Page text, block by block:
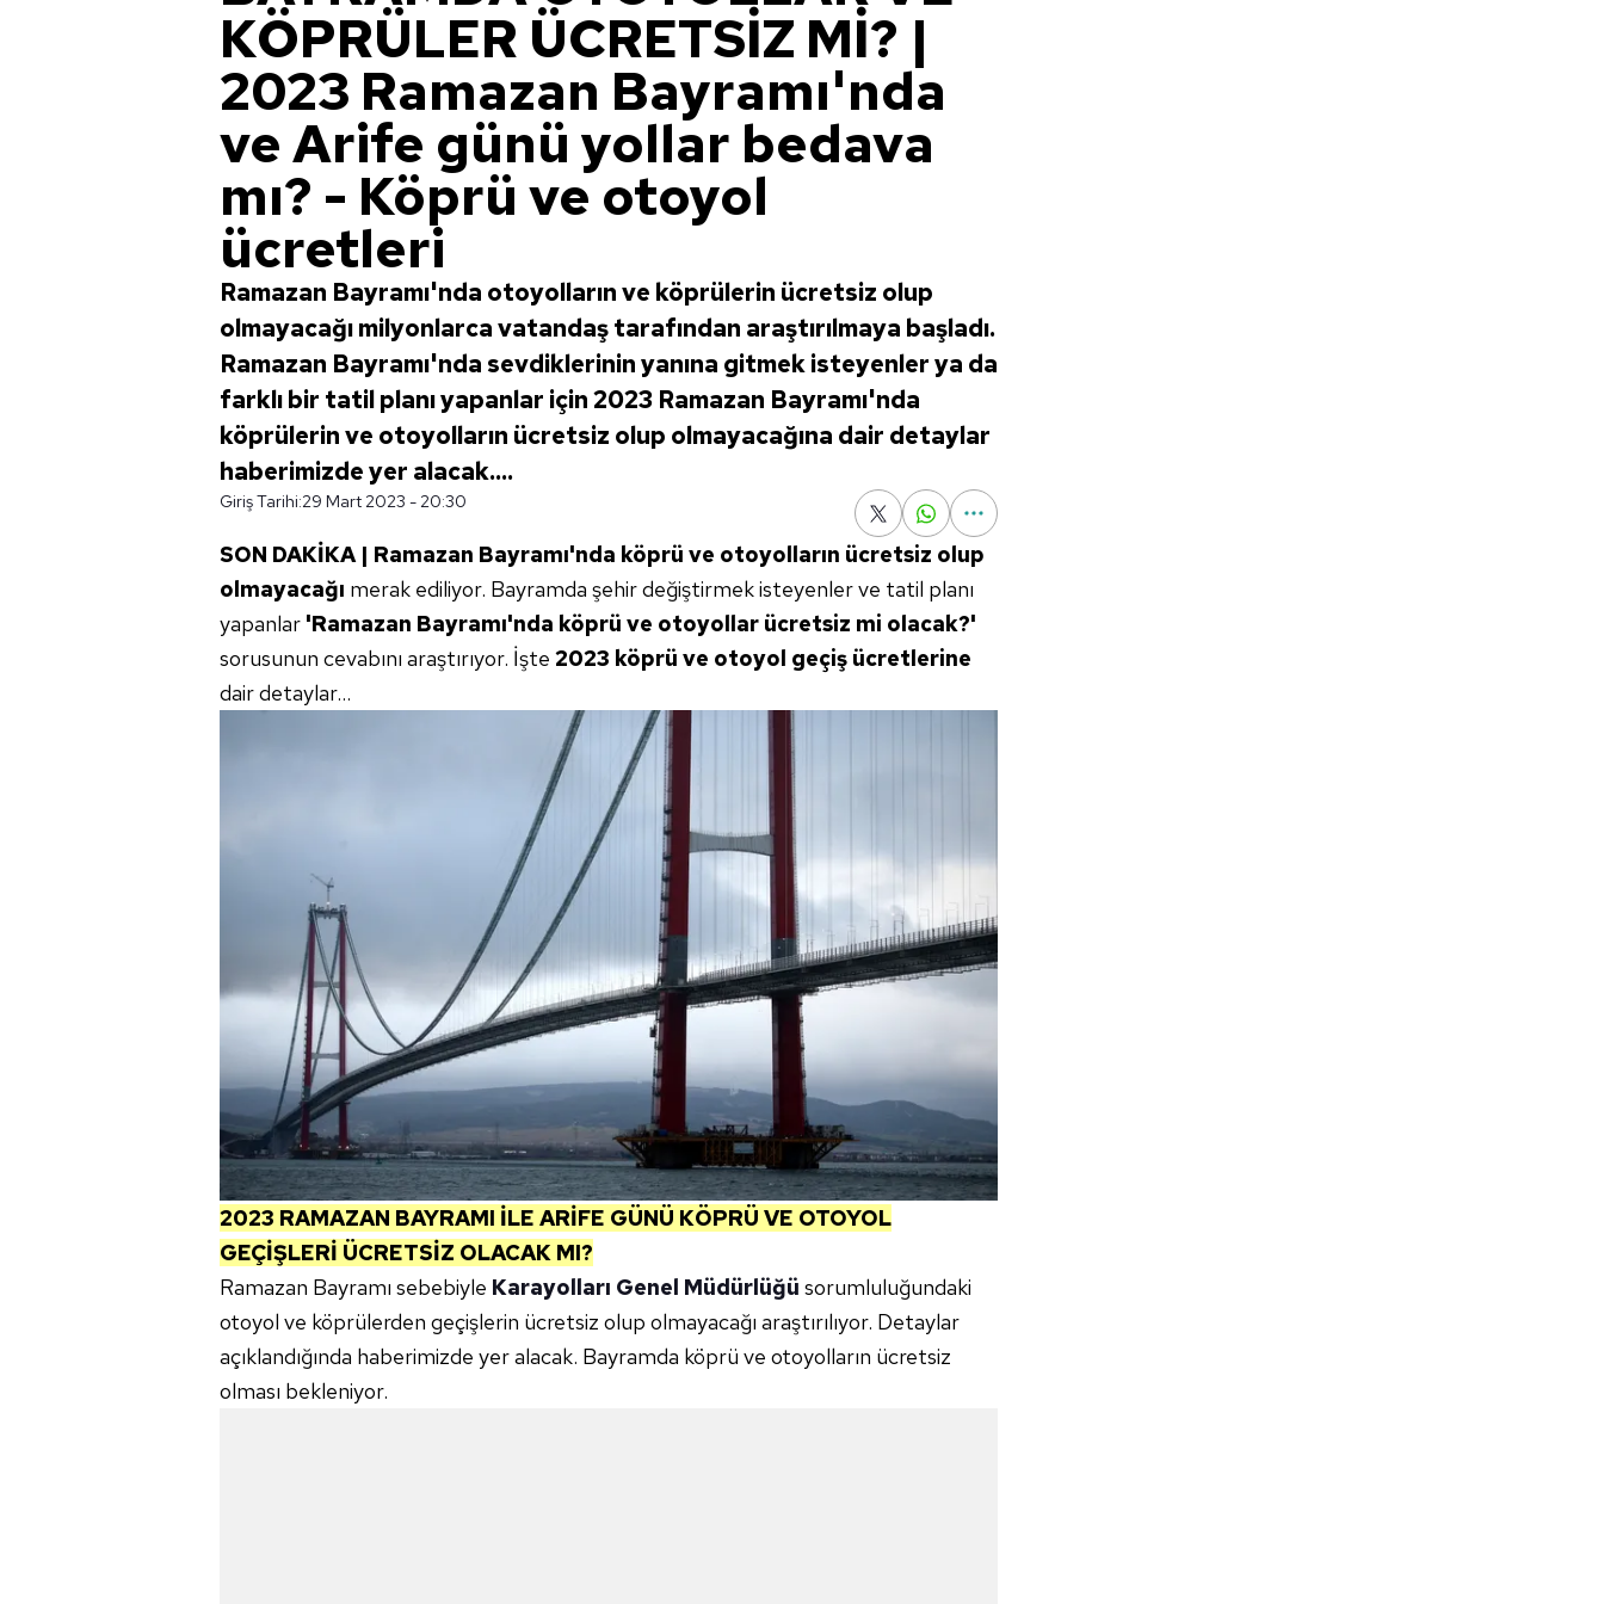
KÖPRÜLER ÜCRETSİZ Mİ? |
2023 Ramazan Bayramı'nda
ve Arife günü yollar bedava
mı? - Köprü ve otoyol
ücretleri
Ramazan Bayramı'nda otoyolların ve köprülerin ücretsiz olup
olmayacağı milyonlarca vatandaş tarafından araştırılmaya başladı.
Ramazan Bayramı'nda sevdiklerinin yanına gitmek isteyenler ya da
farklı bir tatil planı yapanlar için 2023 Ramazan Bayramı'nda
köprülerin ve otoyolların ücretsiz olup olmayacağına dair detaylar
haberimizde yer alacak....
Giriş Tarihi:29 Mart 2023 - 20:30
SON DAKİKA | Ramazan Bayramı'nda köprü ve otoyolların ücretsiz olup
olmayacağı merak ediliyor. Bayramda şehir değiştirmek isteyenler ve tatil planı
yapanlar 'Ramazan Bayramı'nda köprü ve otoyollar ücretsiz mi olacak?'
sorusunun cevabını araştırıyor. İşte 2023 köprü ve otoyol geçiş ücretlerine
dair detaylar...
2023 RAMAZAN BAYRAMI İLE ARİFE GÜNÜ KÖPRÜ VE OTOYOL
GEÇİŞLERİ ÜCRETSİZ OLACAK MI?
Ramazan Bayramı sebebiyle Karayolları Genel Müdürlüğü sorumluluğundaki
otoyol ve köprülerden geçişlerin ücretsiz olup olmayacağı araştırılıyor. Detaylar
açıklandığında haberimizde yer alacak. Bayramda köprü ve otoyolların ücretsiz
olması bekleniyor.